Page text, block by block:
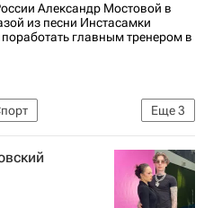
Александр Мостовой в
из песни Инстасамки
главным тренером в
Еще3
Россия